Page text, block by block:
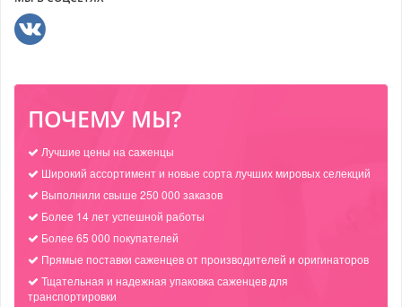
ПОЧЕМУ МЫ?
Лучшие цены на саженцы
Широкий ассортимент и новые сорта лучших мировых селекций
Выполнили свыше 250 000 заказов
Более 14 лет успешной работы
Более 65 000 покупателей
Прямые поставки саженцев от производителей и оригинаторов
Тщательная и надежная упаковка саженцев для
транспортировки